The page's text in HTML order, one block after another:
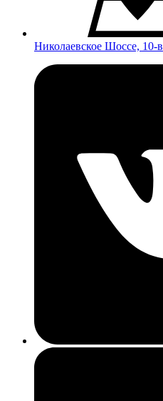
Николаевское Шоссе, 10-в